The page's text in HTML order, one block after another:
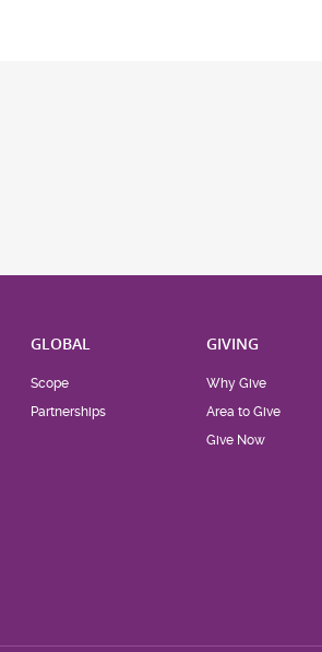
GLOBAL
Scope
Partnerships
GIVING
Why Give
Area to Give
Give Now